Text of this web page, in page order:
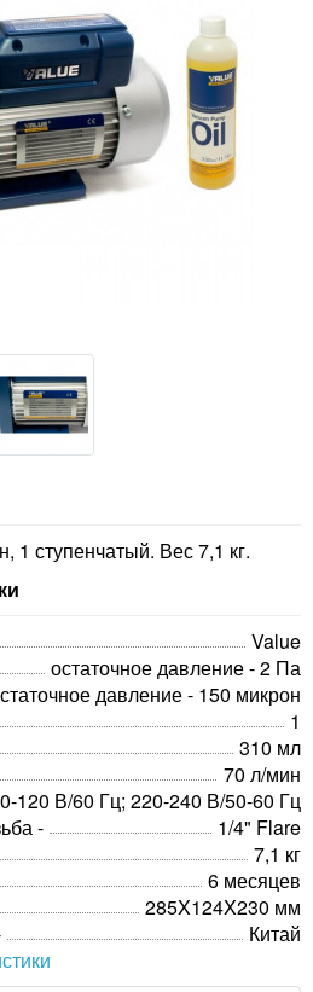
1 ступенчатый. Вес 7,1 кг.
Value
остаточное давление - 2 Па
давление - 150 микрон
1
310 мл
70 л/мин
120 В/60 Гц; 220-240 В/50-60 Гц
-
1/4" Flare
7,1 кг
6 месяцев
285X124X230 мм
Китай